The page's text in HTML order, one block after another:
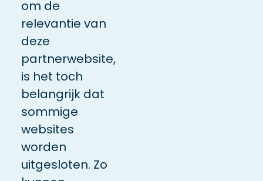
om de
relevantie van
deze
partnerwebsite,
is het toch
belangrijk dat
sommige
websites
worden
uitgesloten. Zo